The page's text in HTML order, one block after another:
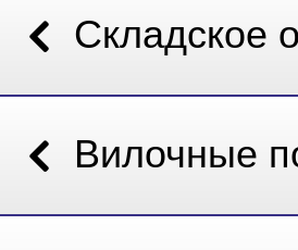
Складское
Вилочные